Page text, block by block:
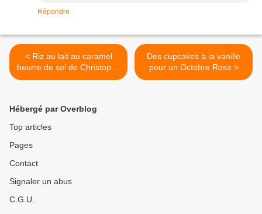
Répondre
< Riz au lait au caramel
beurre de sel de Christophe
Michalak
Des cupcakes à la vanille
pour un Octobre Rose >
Hébergé par Overblog
Top articles
Pages
Contact
Signaler un abus
C.G.U.